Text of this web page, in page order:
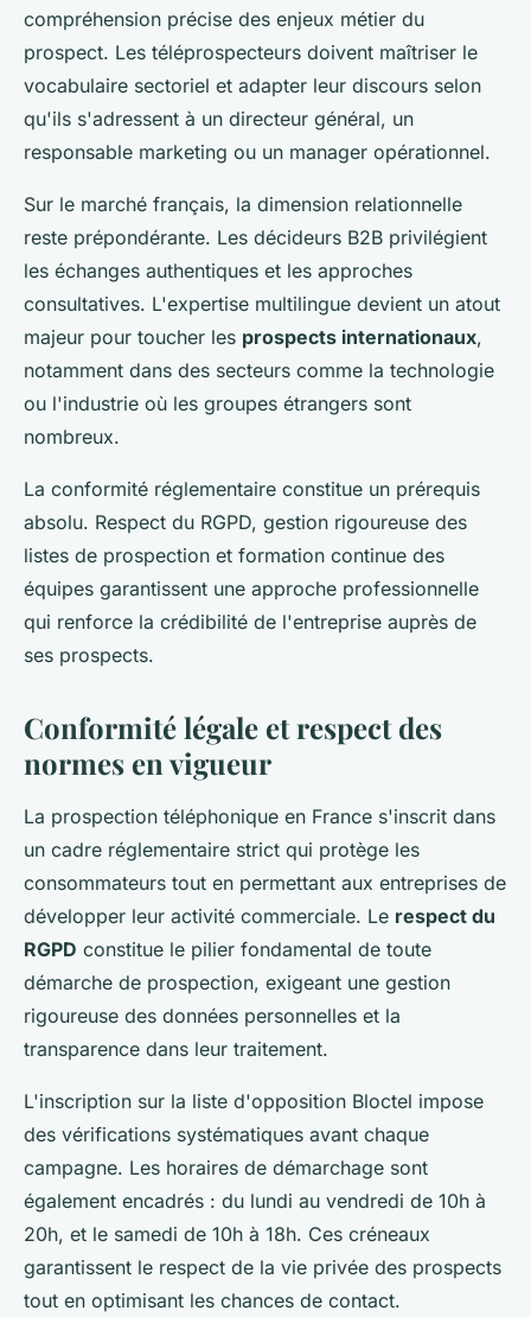
compréhension précise des enjeux métier du
prospect. Les téléprospecteurs doivent maîtriser le
vocabulaire sectoriel et adapter leur discours selon
qu'ils s'adressent à un directeur général, un
responsable marketing ou un manager opérationnel.
Sur le marché français, la dimension relationnelle
reste prépondérante. Les décideurs B2B privilégient
les échanges authentiques et les approches
consultatives. L'expertise multilingue devient un atout
majeur pour toucher les prospects internationaux,
notamment dans des secteurs comme la technologie
ou l'industrie où les groupes étrangers sont
nombreux.
La conformité réglementaire constitue un prérequis
absolu. Respect du RGPD, gestion rigoureuse des
listes de prospection et formation continue des
équipes garantissent une approche professionnelle
qui renforce la crédibilité de l'entreprise auprès de
ses prospects.
Conformité légale et respect des
normes en vigueur
La prospection téléphonique en France s'inscrit dans
un cadre réglementaire strict qui protège les
consommateurs tout en permettant aux entreprises de
développer leur activité commerciale. Le respect du
RGPD constitue le pilier fondamental de toute
démarche de prospection, exigeant une gestion
rigoureuse des données personnelles et la
transparence dans leur traitement.
L'inscription sur la liste d'opposition Bloctel impose
des vérifications systématiques avant chaque
campagne. Les horaires de démarchage sont
également encadrés : du lundi au vendredi de 10h à
20h, et le samedi de 10h à 18h. Ces créneaux
garantissent le respect de la vie privée des prospects
tout en optimisant les chances de contact.